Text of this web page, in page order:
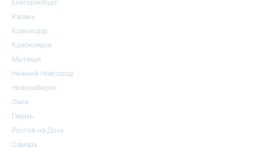
Екатеринбург
Казань
Краснодар
Красноярск
Мытищи
Нижний Новгород
Новосибирск
Омск
Пермь
Ростов-на-Дону
Самара